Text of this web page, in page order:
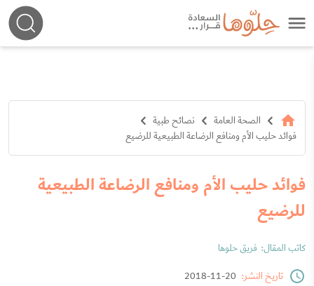
الصحة العامة
نصائح طبية
فوائد حليب الأم ومنافع الرضاعة الطبيعية للرضيع
فوائد حليب الأم ومنافع الرضاعة الطبيعية
للرضيع
كاتب المقال: فريق حلوها
تاريخ النشر: 20-11-2018